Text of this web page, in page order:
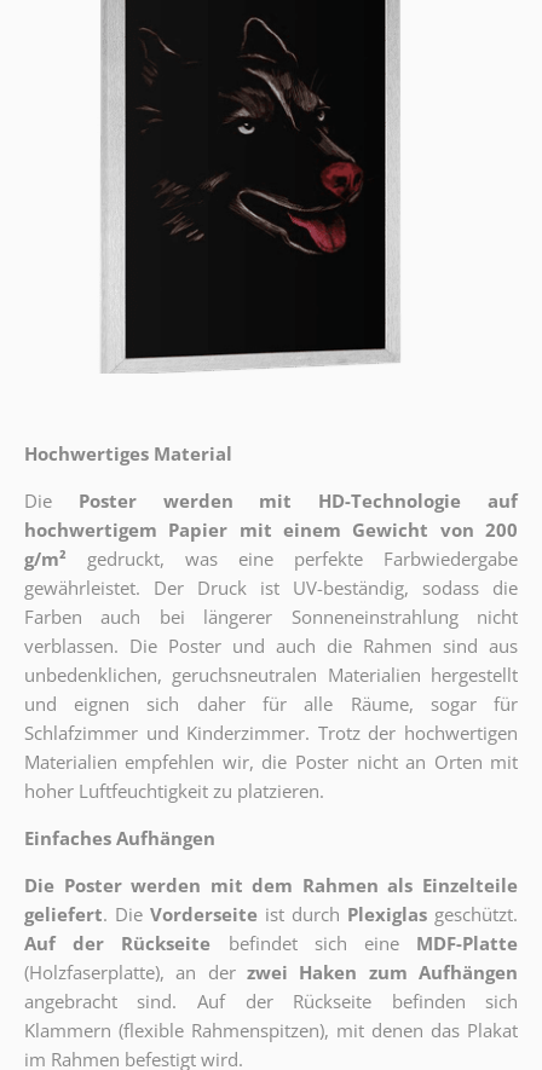
Hochwertiges Material
Die
Poster werden mit HD-Technologie auf
hochwertigem Papier mit einem Gewicht von 200
g/m²
gedruckt, was eine perfekte Farbwiedergabe
gewährleistet. Der Druck ist UV-beständig, sodass die
Farben auch bei längerer Sonneneinstrahlung nicht
verblassen. Die Poster und auch die Rahmen sind aus
unbedenklichen, geruchsneutralen Materialien hergestellt
und eignen sich daher für alle Räume, sogar für
Schlafzimmer und Kinderzimmer. Trotz der hochwertigen
Materialien empfehlen wir, die Poster nicht an Orten mit
hoher Luftfeuchtigkeit zu platzieren.
Einfaches Aufhängen
Die Poster werden mit dem Rahmen als Einzelteile
geliefert. Die Vorderseite ist durch Plexiglas geschützt.
Auf der Rückseite
befindet sich eine
MDF-Platte
(Holzfaserplatte), an der zwei Haken zum Aufhängen
angebracht sind.
Auf der Rückseite befinden sich
Klammern (flexible Rahmenspitzen), mit denen das Plakat
im Rahmen befestigt wird.